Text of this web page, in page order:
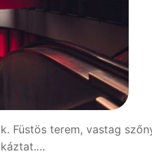
Füstös terem, vastag